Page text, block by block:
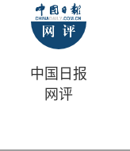
中国日报
网评